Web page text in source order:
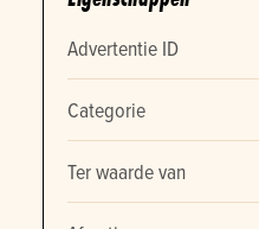
Advertentie ID
Categorie
Ter waarde van